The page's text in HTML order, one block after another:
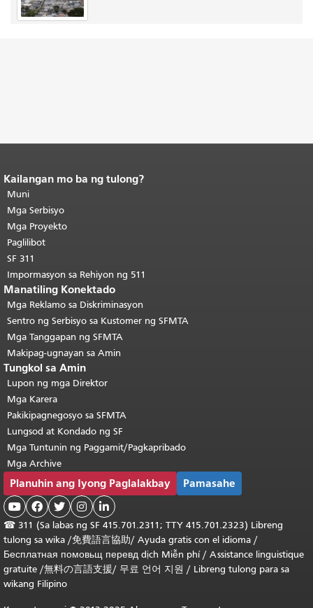
Katapusan ng nilalaman ng
pahina.
pahinang ito ay nauulit sa bawat
pahina.Bumalik sa tuktok ng
pangunahing nilalaman
Kailangan mo ba ng tulong?
Muni
Mga Serbisyo
Mga Proyekto
Paglilibot
SF 311
Impormasyon sa Rehiyon ng 511
Manatiling Konektado
Mga Reklamo sa Diskriminasyon
Sentro ng Serbisyo sa Kustomer ng SFMTA
Mga Tanggapan ng SFMTA
Makipag-ugnayan sa Amin
Tungkol sa Amin
Lupon ng mga Direktor
Mga Karera
Pakikipagnegosyo sa SFMTA
Lungsod at Kondado ng SF
Mga Tuntunin ng Paggamit/Pagkapribado
Mga Archive
Planuhin ang Iyong Paglalakbay Pamasahe
    
☎ 311 (Sa labas ng SF 415.701.2311; TTY 415.701.2323) Libreng
tulong sa wika /免費語言協助/ Ayuda gratis con el idioma /
Бесплатная помовьщ перевд dịch Miễn phí/ Assistance linguistique
gratuite /無料の言語支援/ 무료 언어 지원 / Libreng tulong para sa
wikang Filipino